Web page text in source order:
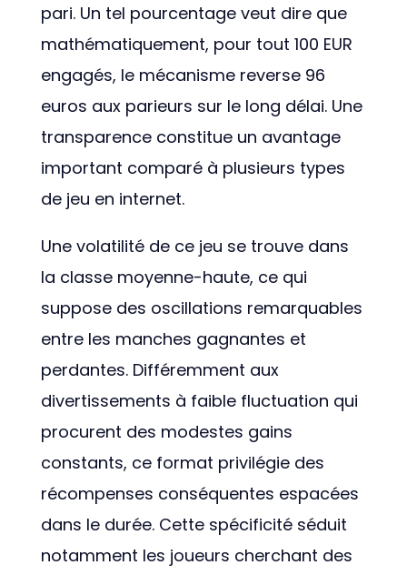
pari. Un tel pourcentage veut dire que
mathématiquement, pour tout 100 EUR
engagés, le mécanisme reverse 96
euros aux parieurs sur le long délai. Une
transparence constitue un avantage
important comparé à plusieurs types
de jeu en internet.
Une volatilité de ce jeu se trouve dans
la classe moyenne-haute, ce qui
suppose des oscillations remarquables
entre les manches gagnantes et
perdantes. Différemment aux
divertissements à faible fluctuation qui
procurent des modestes gains
constants, ce format privilégie des
récompenses conséquentes espacées
dans le durée. Cette spécificité séduit
notamment les joueurs cherchant des